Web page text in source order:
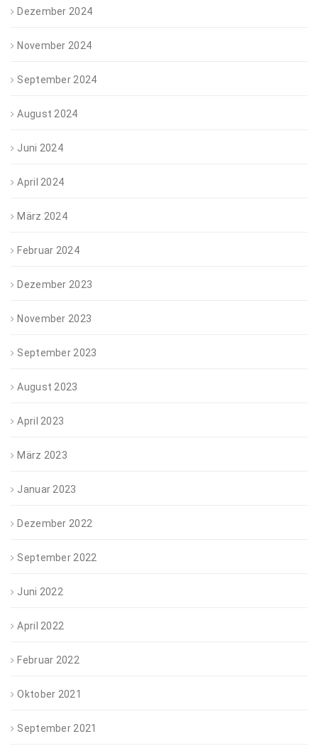
Dezember 2024
November 2024
September 2024
August 2024
Juni 2024
April 2024
März 2024
Februar 2024
Dezember 2023
November 2023
September 2023
August 2023
April 2023
März 2023
Januar 2023
Dezember 2022
September 2022
Juni 2022
April 2022
Februar 2022
Oktober 2021
September 2021